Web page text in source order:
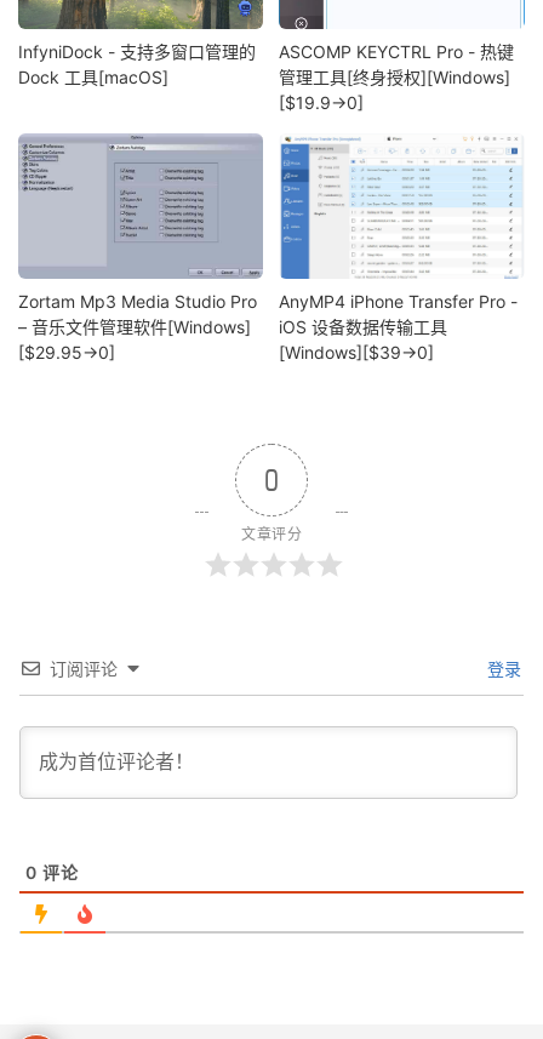
InfyniDock - 支持多窗口管理的
Dock 工具[macOS]
ASCOMP KEYCTRL Pro - 热键
管理工具[终身授权][Windows]
[$19.9→0]
Zortam Mp3 Media Studio Pro
– 音乐文件管理软件[Windows]
[$29.95→0]
AnyMP4 iPhone Transfer Pro -
iOS 设备数据传输工具
[Windows][$39→0]
0
文章评分
订阅评论 登录
0 评论